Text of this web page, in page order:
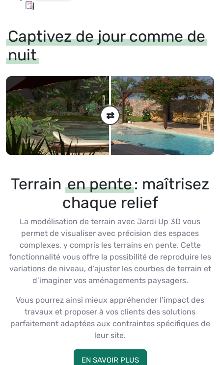
Captivez de jour comme de
nuit
⇄
Terrain en pente: maîtrisez
chaque relief
La modélisation de terrain avec Jardi Up 3D vous
permet de visualiser avec précision des espaces
complexes, y compris les terrains en pente. Cette
fonctionnalité vous offre la possibilité de reproduire les
variations de niveau, d’ajuster les courbes de terrain et
d’imaginer vos aménagements paysagers.
Vous pourrez ainsi mieux appréhender l’impact des
travaux et proposer à vos clients des solutions
parfaitement adaptées aux contraintes spécifiques de
leur site.
EN SAVOIR PLUS